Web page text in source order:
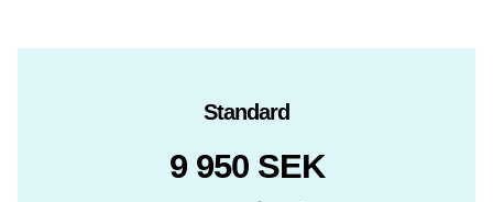
Standard
9 950 SEK